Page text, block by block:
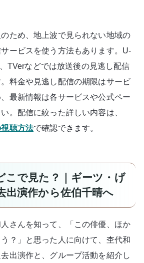
ため、地上波で見られない地域の
ービスを使う方法もあります。U-
TVerなどでは放送後の見逃し配信
料金や見逃し配信の期限はサービ
最新情報は各サービスや公式ペー
。配信に絞った詳しい内容は、
視聴方法で確認できます。
こで見た？｜ギーツ・げ
出演作から佐伯千晴へ
さんを知って、「この俳優、ほか
？」と思った人に向けて、杢代和
出演作と、グループ活動を紹介し